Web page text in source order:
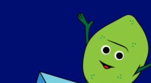
16:00 Uhr - 17:00 Uhr
https://www.mda.org/care/
virtual-learning/2024/mda-webinar-
awareness-day